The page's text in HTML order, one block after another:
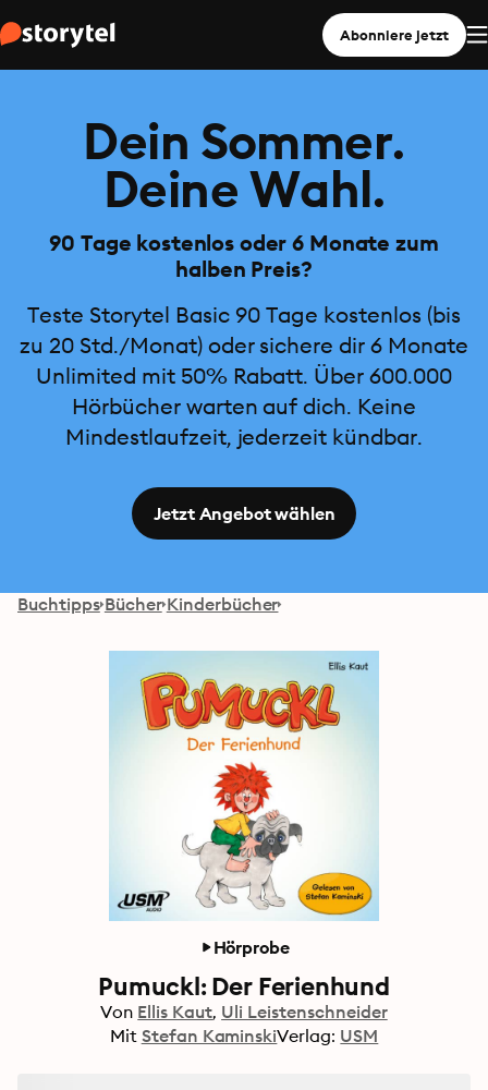
Abonniere jetzt
Dein Sommer.
Deine Wahl.
90 Tage kostenlos oder 6 Monate zum
halben Preis?
Teste Storytel Basic 90 Tage kostenlos (bis
zu 20 Std./Monat) oder sichere dir 6 Monate
Unlimited mit 50% Rabatt. Über 600.000
Hörbücher warten auf dich. Keine
Mindestlaufzeit, jederzeit kündbar.
Jetzt Angebot wählen
Buchtipps Bücher Kinderbücher
Hörprobe
Pumuckl: Der Ferienhund
Von Ellis Kaut Uli Leistenschneider
Mit Stefan KaminskiVerlag: USM